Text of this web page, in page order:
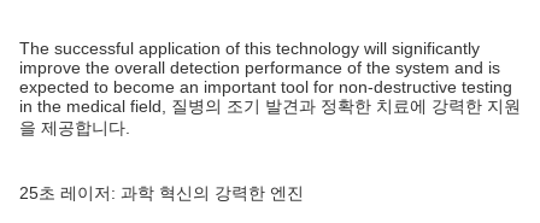
The successful application of this technology will significantly
improve the overall detection performance of the system and is
expected to become an important tool for non-destructive testing
in the medical field, 질병의 조기 발견과 정확한 치료에 강력한 지원
을 제공합니다.
25초 레이저: 과학 혁신의 강력한 엔진